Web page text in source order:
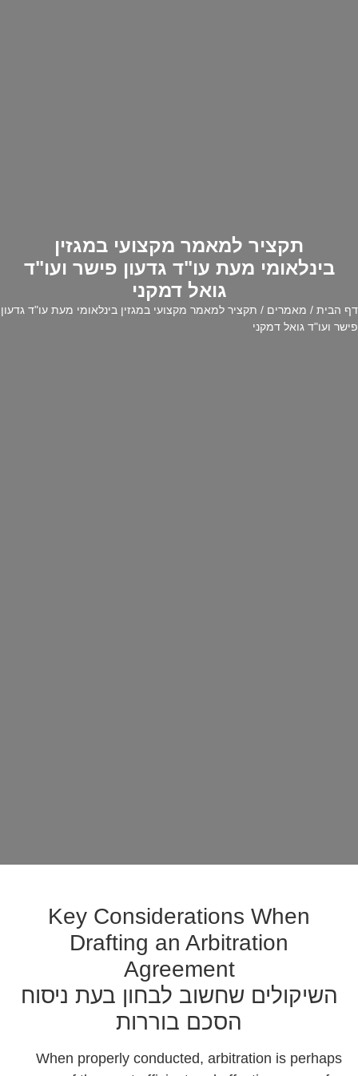
תקציר למאמר מקצועי במגזין
בינלאומי מעת עו"ד גדעון פישר ועו"ד
גואל דמקני
דף הבית / מאמרים / תקציר למאמר מקצועי במגזין בינלאומי מעת עו"ד גדעון
פישר ועו"ד גואל דמקני
Key Considerations When
Drafting an Arbitration
Agreement
השיקולים שחשוב לבחון בעת ניסוח
הסכם בוררות
When properly conducted, arbitration is perhaps